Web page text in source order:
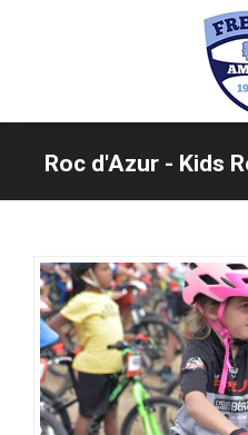
Roc d'Azur - Kids
Vous